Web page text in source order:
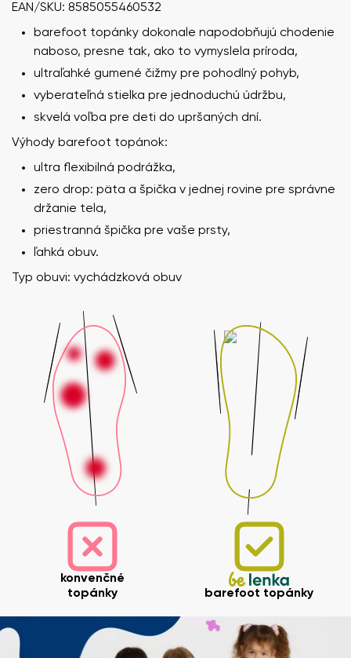
EAN/SKU: 8585055460532
barefoot topánky dokonale napodobňujú chodenie
naboso, presne tak, ako to vymyslela príroda,
ultraľahké gumené čižmy pre pohodlný pohyb,
vyberateľná stielka pre jednoduchú údržbu,
skvelá voľba pre deti do upršaných dní.
Výhody barefoot topánok:
ultra flexibilná podrážka,
zero drop: päta a špička v jednej rovine pre správne
držanie tela,
priestranná špička pre vaše prsty,
ľahká obuv.
Typ obuvi: vychádzková obuv
konvenčné
topánky
barefoot topánky